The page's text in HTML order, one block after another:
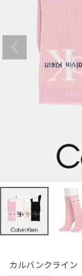
カルバンクライン